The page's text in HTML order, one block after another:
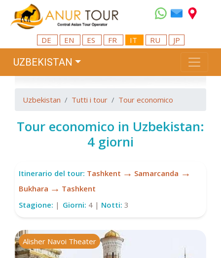
DE EN ES FR IT RU JP
UZBEKISTAN
Uzbekistan Tutti i tour Tour economico
Tour economico in Uzbekistan:
4 giorni
Itinerario del tour: Tashkent → Samarcanda →
Bukhara → Tashkent
Stagione: | Giorni: 4 | Notti: 3
Alisher Navoi Theater